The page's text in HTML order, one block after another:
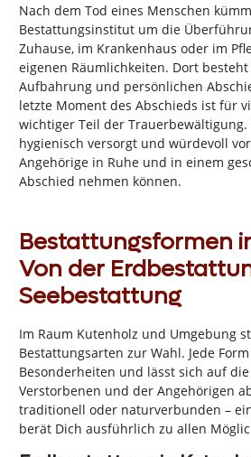
Nach dem Tod eines Menschen
Bestattungsinstitut um die
Zuhause, im Krankenhaus oder im
eigenen Räumlichkeiten. Dort
Aufbahrung und persönlichen
letzte Moment des Abschieds ist für
wichtiger Teil der
hygienisch versorgt und würdevoll
Angehörige in Ruhe und in einem
Abschied nehmen können.
Bestattungsformen
Von der
Seebestattung
Im Raum Kutenholz und Umgebung
Bestattungsarten zur Wahl. Jede
Besonderheiten und lässt sich auf
Verstorbenen und der Angehörigen
traditionell oder naturverbunden –
berät Dich ausführlich zu allen